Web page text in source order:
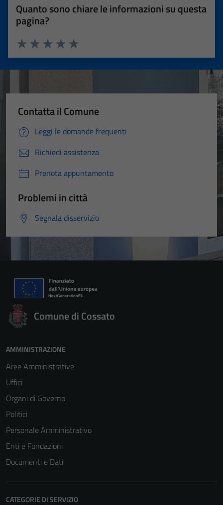
Quanto sono chiare le informazioni su questa
pagina?
Valuta 5 stelle su 5
Valuta 4 stelle su 5
Valuta 3 stelle su 5
Valuta 2 stelle su 5
Valuta 1 stelle su 5
Contatta il Comune
Leggi le domande frequenti
Richiedi assistenza
Prenota appuntamento
Problemi in città
Segnala disservizio
Comune di Cossato
AMMINISTRAZIONE
Aree Amministrative
Uffici
Organi di Governo
Politici
Personale Amministrativo
Enti e Fondazioni
Documenti e Dati
CATEGORIE DI SERVIZIO